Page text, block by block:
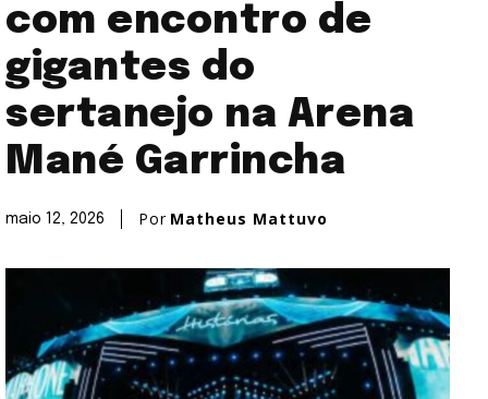
com encontro de
gigantes do
sertanejo na Arena
Mané Garrincha
maio 12, 2026 Por Matheus Mattuvo